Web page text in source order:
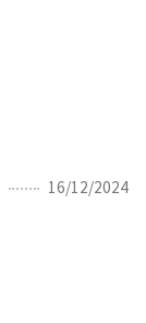
16/12/2024